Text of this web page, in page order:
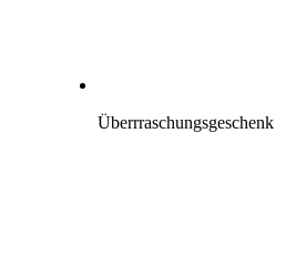
Überrraschungsgeschenk